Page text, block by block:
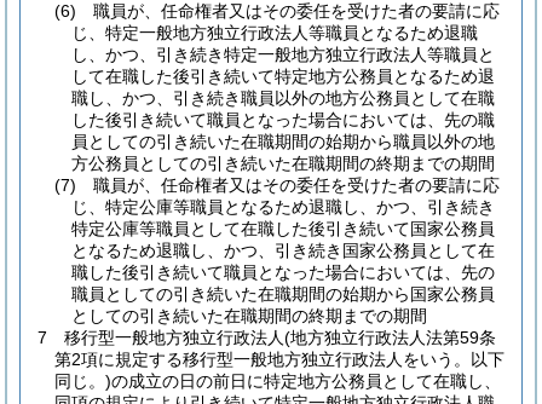
(6)
職員が、任命権者又はその委任を受けた者の要請に応
じ、特定一般地方独立行政法人等職員となるため退職
し、かつ、引き続き特定一般地方独立行政法人等職員と
して在職した後引き続いて特定地方公務員となるため退
職し、かつ、引き続き職員以外の地方公務員として在職
した後引き続いて職員となった場合においては、先の職
員としての引き続いた在職期間の始期から職員以外の地
方公務員としての引き続いた在職期間の終期までの期間
(7)
職員が、任命権者又はその委任を受けた者の要請に応
じ、特定公庫等職員となるため退職し、かつ、引き続き
特定公庫等職員として在職した後引き続いて国家公務員
となるため退職し、かつ、引き続き国家公務員として在
職した後引き続いて職員となった場合においては、先の
職員としての引き続いた在職期間の始期から国家公務員
としての引き続いた在職期間の終期までの期間
7
移行型一般地方独立行政法人(地方独立行政法人法第59条
第2項に規定する移行型一般地方独立行政法人をいう。以下
同じ。)の成立の日の前日に特定地方公務員として在職し、